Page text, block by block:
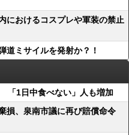
におけるコスプレや軍装の禁止
道ミサイルを発射か？！
「1日中食べない」人も増加
損、泉南市議に再び賠償命令